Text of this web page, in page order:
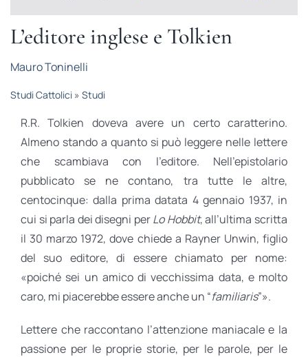
RECENSIONI
RUBRICHE
L’editore inglese e Tolkien
Mauro Toninelli
Studi Cattolici» Studi
R.R. Tolkien doveva avere un certo caratterino.
Almeno stando a quanto si può leggere nelle lettere
che scambiava con l’editore. Nell’epistolario
pubblicato se ne contano, tra tutte le altre,
centocinque: dalla prima datata 4 gennaio 1937, in
cui si parla dei disegni perLo Hobbit, all’ultima scritta
il 30 marzo 1972, dove chiede a Rayner Unwin, figlio
del suo editore, di essere chiamato per nome:
«poiché sei un amico di vecchissima data, e molto
caro, mi piacerebbe essere anche un “familiaris”».
Lettere che raccontano l’attenzione maniacale e la
passione per le proprie storie, per le parole, per le